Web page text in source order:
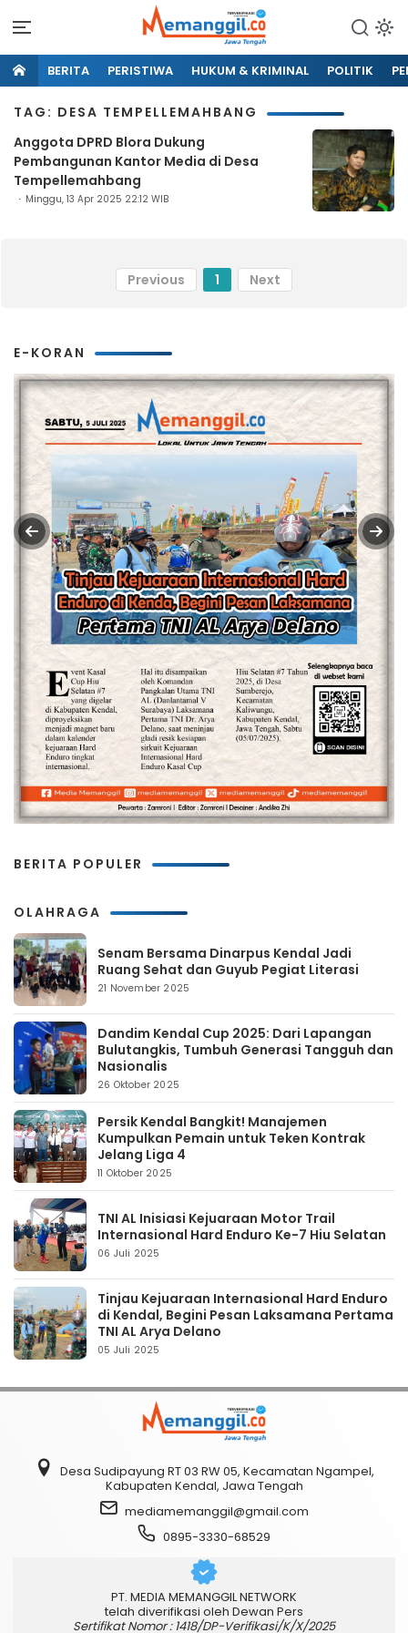
BERITA PERISTIWA HUKUM & KRIMINAL POLITIK
TAG: DESA TEMPELLEMAHBANG
Anggota DPRD Blora Dukung
Pembangunan Kantor Media di Desa
Tempellemahbang
Minggu, 13 Apr 2025 22:12 WIB
Previous 1 Next
E-KORAN
BERITA POPULER
OLAHRAGA
Senam Bersama Dinarpus Kendal Jadi
Ruang Sehat dan Guyub Pegiat Literasi
21 November 2025
Dandim Kendal Cup 2025: Dari Lapangan
Bulutangkis, Tumbuh Generasi Tangguh dan
Nasionalis
26 Oktober 2025
Persik Kendal Bangkit! Manajemen
Kumpulkan Pemain untuk Teken Kontrak
Jelang Liga 4
11 Oktober 2025
TNI AL Inisiasi Kejuaraan Motor Trail
Internasional Hard Enduro Ke-7 Hiu Selatan
06 Juli 2025
Tinjau Kejuaraan Internasional Hard Enduro
di Kendal, Begini Pesan Laksamana Pertama
TNI AL Arya Delano
05 Juli 2025
Desa Sudipayung RT 03 RW 05, Kecamatan Ngampel,
Kabupaten Kendal, Jawa Tengah
mediamemanggil@gmail.com
0895-3330-68529
PT. MEDIA MEMANGGIL NETWORK
telah diverifikasi oleh Dewan Pers
Sertifikat Nomor : 1418/DP-Verifikasi/K/X/2025